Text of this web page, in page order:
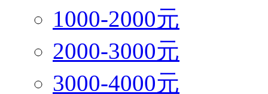
1000-2000元
2000-3000元
3000-4000元